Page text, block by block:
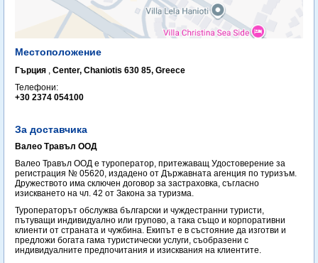
Местоположение
Гърция , Center, Chaniotis 630 85, Greece ‎
Телефони:
+30 2374 054100
За доставчика
Валео Травъл ООД
Валео Травъл ООД е туроператор, притежаващ Удостоверение за
регистрация № 05620, издадено от Държавната агенция по туризъм.
Дружеството има сключен договор за застраховка, съгласно
изискването на чл. 42 от Закона за туризма.
Туроператорът обслужва български и чуждестранни туристи,
пътуващи индивидуално или групово, а така също и корпоративни
клиенти от страната и чужбина. Екипът е в състояние да изготви и
предложи богата гама туристически услуги, съобразени с
индивидуалните предпочитания и изисквания на клиентите.